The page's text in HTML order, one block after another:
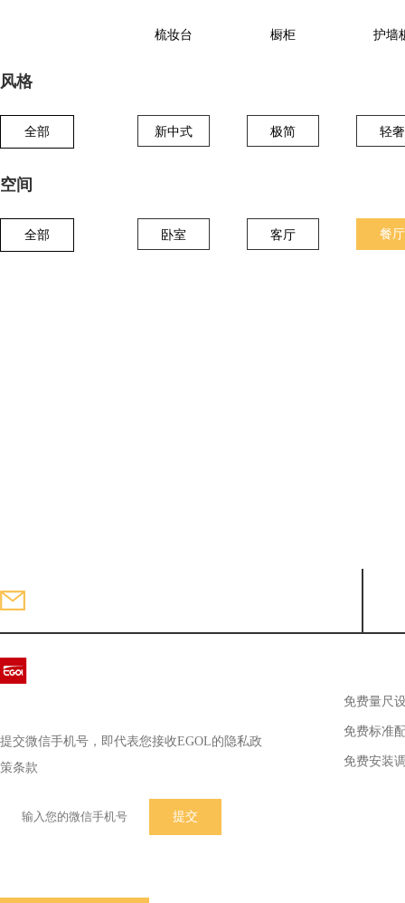
梳妆台 橱柜 护墙
风格
全部 新中式 极简 轻奢
空间
全部 卧室 客厅 餐厅
提交微信手机号，即代表您接收EGOL的隐私政
策条款
免费量尺
免费标准
免费安装